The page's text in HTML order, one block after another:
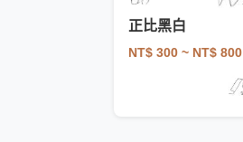
正比黑白
NT$ 300 ~ NT$ 800